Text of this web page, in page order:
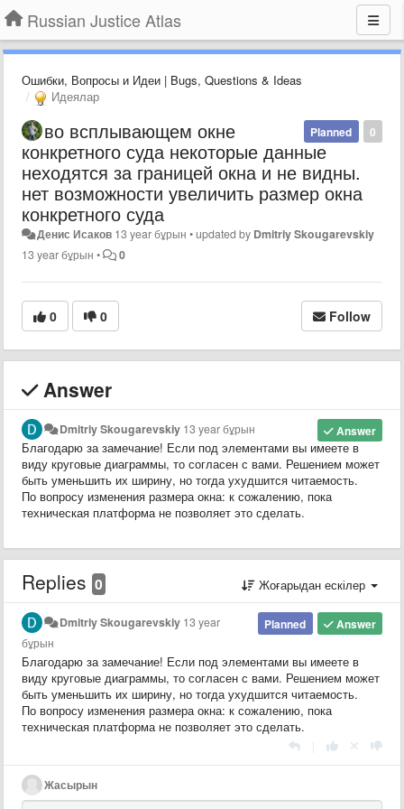
Russian Justice Atlas
Ошибки, Вопросы и Идеи | Bugs, Questions & Ideas
Идеялар
0
Planned
во всплывающем окне
конкретного суда некоторые данные
неходятся за границей окна и не видны.
нет возможности увеличить размер окна
конкретного суда
Денис Исаков 13 year бұрын •updated by Dmitriy Skougarevskiy
13 year бұрын • 0
0 0 Follow
Answer
Answer
Dmitriy Skougarevskiy 13 year бұрын
Благодарю за замечание! Если под элементами вы имеете в
виду круговые диаграммы, то согласен с вами. Решением может
быть уменьшить их ширину, но тогда ухудшится читаемость.
По вопросу изменения размера окна: к сожалению, пока
техническая платформа не позволяет это сделать.
Replies 0 Жоғарыдан ескілер
Answer
Planned
Dmitriy Skougarevskiy 13 year
бұрын
Благодарю за замечание! Если под элементами вы имеете в
виду круговые диаграммы, то согласен с вами. Решением может
быть уменьшить их ширину, но тогда ухудшится читаемость.
По вопросу изменения размера окна: к сожалению, пока
техническая платформа не позволяет это сделать.
Жасырын